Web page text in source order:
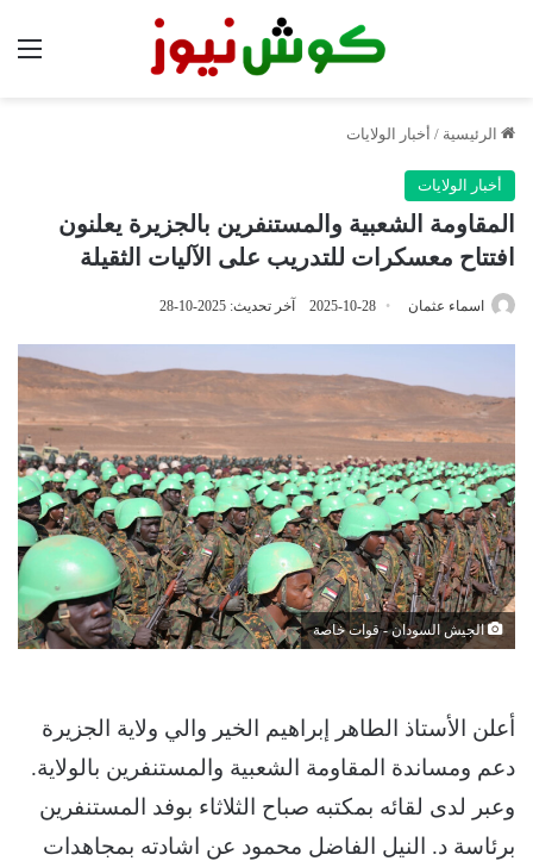
الرئيسية / أخبار الولايات
أخبار الولايات
المقاومة الشعبية والمستنفرين بالجزيرة يعلنون
افتتاح معسكرات للتدريب على الآليات الثقيلة
اسماء عثمان 2025-10-28 آخر تحديث: 2025-10-28
الجيش السودان - قوات خاصة
أعلن الأستاذ الطاهر إبراهيم الخير والي ولاية الجزيرة
دعم ومساندة المقاومة الشعبية والمستنفرين بالولاية.
وعبر لدى لقائه بمكتبه صباح الثلاثاء بوفد المستنفرين
برئاسة د. النيل الفاضل محمود عن اشادته بمجاهدات